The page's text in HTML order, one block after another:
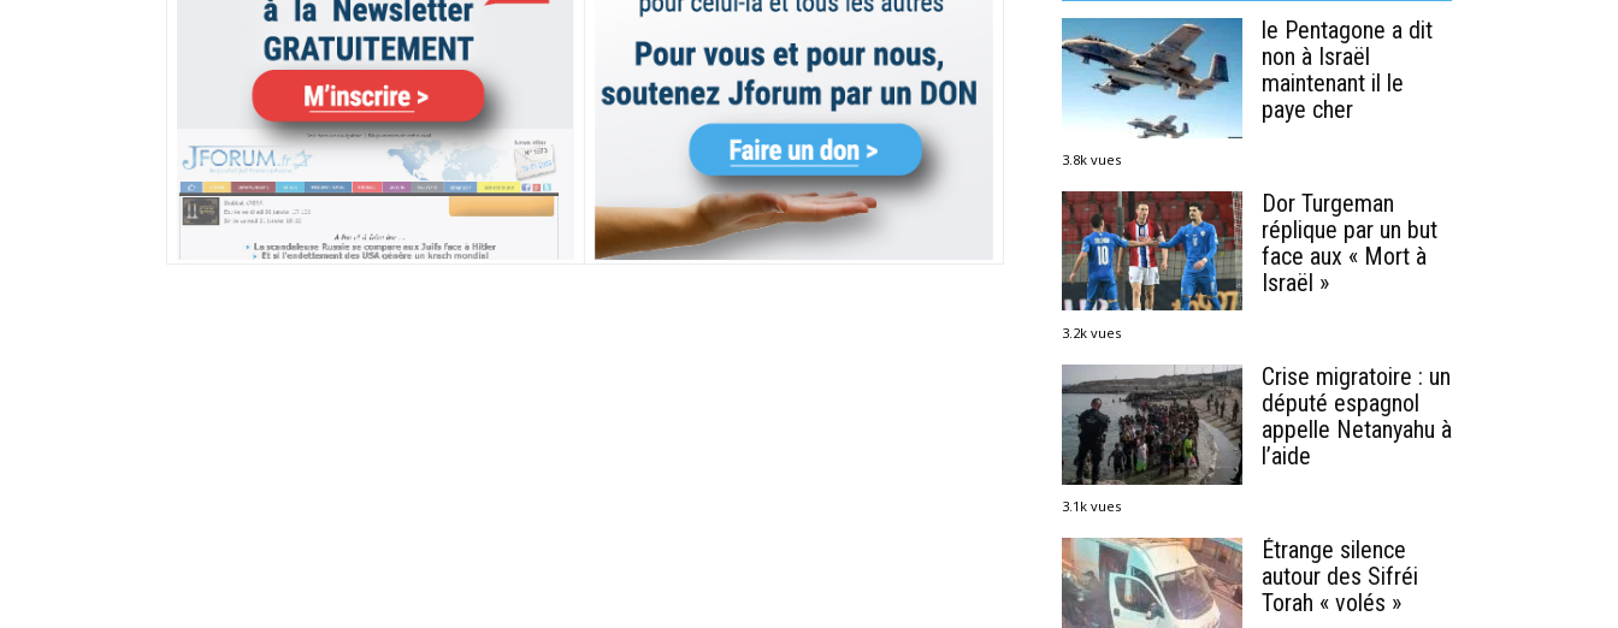
le Pentagone a dit
non à Israël
maintenant il le
paye cher
3.8k vues
Dor Turgeman
réplique par un but
face aux « Mort à
Israël »
3.2k vues
Crise migratoire : un
député espagnol
appelle Netanyahu à
l’aide
3.1k vues
Étrange silence
autour des Sifréi
Torah « volés »